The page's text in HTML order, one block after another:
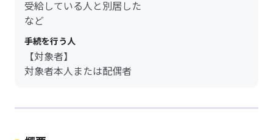
受給している人と別居した
など
手続を行う人
【対象者】
対象者本人または配偶者